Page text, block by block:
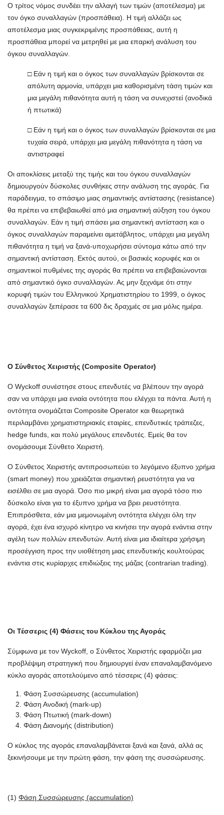
Ο τρίτος νόμος συνδέει την αλλαγή των τιμών (αποτέλεσμα) με
τον όγκο συναλλαγών (προσπάθεια). Η τιμή αλλάζει ως
αποτέλεσμα μιας συγκεκριμένης προσπάθειας, αυτή η
προσπάθεια μπορεί να μετρηθεί με μια επαρκή ανάλυση του
όγκου συναλλαγών.
□ Εάν η τιμή και ο όγκος των συναλλαγών βρίσκονται σε
απόλυτη αρμονία, υπάρχει μια καθορισμένη τάση τιμών και
μια μεγάλη πιθανότητα αυτή η τάση να συνεχιστεί (ανοδικά
ή πτωτικά)
□ Εάν η τιμή και ο όγκος των συναλλαγών βρίσκονται σε μια
τυχαία σειρά, υπάρχει μια μεγάλη πιθανότητα η τάση να
αντιστραφεί
Οι αποκλίσεις μεταξύ της τιμής και του όγκου συναλλαγών
δημιουργούν δύσκολες συνθήκες στην ανάλυση της αγοράς. Για
παράδειγμα, το σπάσιμο μιας σημαντικής αντίστασης (resistance)
θα πρέπει να επιβεβαιωθεί από μια σημαντική αύξηση του όγκου
συναλλαγών. Εάν η τιμή σπάσει μια σημαντική αντίσταση και ο
όγκος συναλλαγών παραμείνει αμετάβλητος, υπάρχει μια μεγάλη
πιθανότητα η τιμή να ξανά-υποχωρήσει σύντομα κάτω από την
σημαντική αντίσταση. Εκτός αυτού, οι βασικές κορυφές και οι
σημαντικοί πυθμένες της αγοράς θα πρέπει να επιβεβαιώνονται
από σημαντικό όγκο συναλλαγών. Ας μην ξεχνάμε ότι στην
κορυφή τιμών του Ελληνικού Χρηματιστηρίου το 1999, ο όγκος
συναλλαγών ξεπέρασε τα 600 δις δραχμές σε μια μόλις ημέρα.
Ο Σύνθετος Χειριστής (Composite Operator)
O Wyckoff συνέστησε στους επενδυτές να βλέπουν την αγορά
σαν να υπάρχει μια ενιαία οντότητα που ελέγχει τα πάντα. Αυτή η
οντότητα ονομάζεται Composite Operator και θεωρητικά
περιλαμβάνει χρηματιστηριακές εταιρίες, επενδυτικές τράπεζες,
hedge funds, και πολύ μεγάλους επενδυτές. Εμείς θα τον
ονομάσουμε Σύνθετο Χειριστή.
Ο Σύνθετος Χειριστής αντιπροσωπεύει το λεγόμενο έξυπνο χρήμα
(smart money) που χρειάζεται σημαντική ρευστότητα για να
εισέλθει σε μια αγορά. Όσο πιο μικρή είναι μια αγορά τόσο πιο
δύσκολο είναι για το έξυπνο χρήμα να βρει ρευστότητα.
Επιπρόσθετα, εάν μια μεμονωμένη οντότητα ελέγχει όλη την
αγορά, έχει ένα ισχυρό κίνητρο να κινήσει την αγορά ενάντια στην
αγέλη των πολλών επενδυτών. Αυτή είναι μια ιδιαίτερα χρήσιμη
προσέγγιση προς την υιοθέτηση μιας επενδυτικής κουλτούρας
ενάντια στις κυρίαρχες επιδιώξεις της μάζας (contrarian trading).
Οι Τέσσερις (4) Φάσεις του Κύκλου της Αγοράς
Σύμφωνα με τον Wyckoff, ο Σύνθετος Χειριστής εφαρμόζει μια
προβλέψιμη στρατηγική που δημιουργεί έναν επαναλαμβανόμενο
κύκλο αγοράς αποτελούμενο από τέσσερις (4) φάσεις:
Φάση Συσσώρευσης (accumulation)
Φάση Ανοδική (mark-up)
Φάση Πτωτική (mark-down)
Φάση Διανομής (distribution)
Ο κύκλος της αγοράς επαναλαμβάνεται ξανά και ξανά, αλλά ας
ξεκινήσουμε με την πρώτη φάση, την φάση της συσσώρευσης.
(1) Φάση Συσσώρευσης (accumulation)